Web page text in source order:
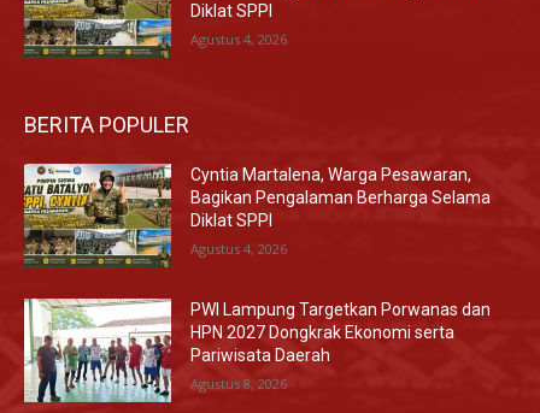
Diklat SPPI
Agustus 4, 2026
BERITA POPULER
Cyntia Martalena, Warga Pesawaran,
Bagikan Pengalaman Berharga Selama
Diklat SPPI
Agustus 4, 2026
PWI Lampung Targetkan Porwanas dan
HPN 2027 Dongkrak Ekonomi serta
Pariwisata Daerah
Agustus 8, 2026